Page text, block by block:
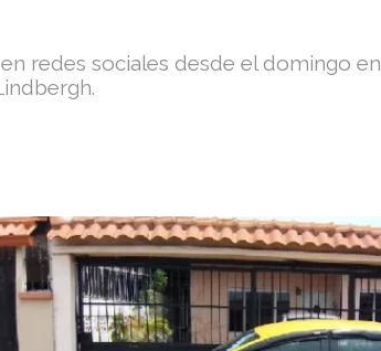
redes sociales desde el domingo en